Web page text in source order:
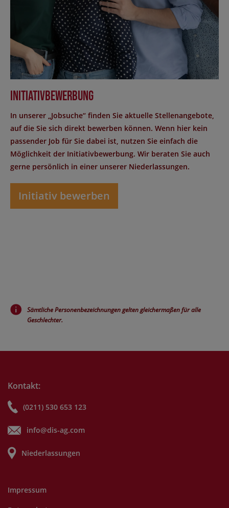
Initiativbewerbung
In unserer „Jobsuche“ finden Sie aktuelle Stellenangebote,
auf die Sie sich direkt bewerben können. Wenn hier kein
passender Job für Sie dabei ist, nutzen Sie einfach die
Möglichkeit der Initiativbewerbung. Wir beraten Sie auch
gerne persönlich in einer unserer Niederlassungen.
Initiativ bewerben
Sämtliche Personenbezeichnungen gelten gleichermaßen für alle
Geschlechter.
Kontakt:
(0211) 530 653 123
info@dis-ag.com
Niederlassungen
Impressum